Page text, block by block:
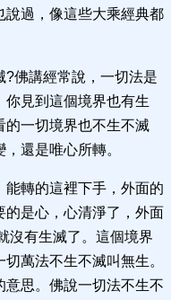
說過，像這些大乘經典都
佛講經常說，一切法是
見到這個境界也有生
的一切境界也不生不滅
還是唯心所轉。
能轉的這裡下手，外面的
的是心，心清淨了，外面
沒有生滅了。這個境界
萬法不生不滅叫無生。
思。佛說一切法不生不